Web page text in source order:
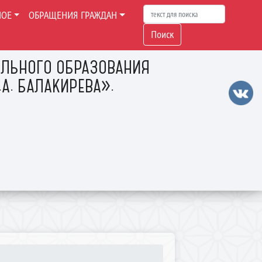
ОБРАЗОВАНИЯ
БАЛАКИРЕВА».
ОБРАЩЕНИЯ ГРАЖДАН
Поиск